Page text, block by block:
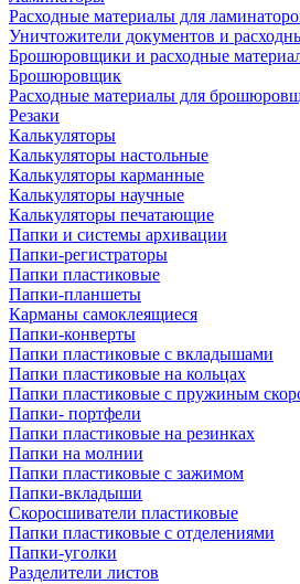
Расходные материалы для
Уничтожители документов и
Брошюровщики и расходные
Брошюровщик
Расходные материалы для
Резаки
Калькуляторы
Калькуляторы настольные
Калькуляторы карманные
Калькуляторы научные
Калькуляторы печатающие
Папки и системы архивации
Папки-регистраторы
Папки пластиковые
Папки-планшеты
Карманы самоклеящиеся
Папки-конверты
Папки пластиковые с вкладышами
Папки пластиковые на кольцах
Папки пластиковые с пружиным
Папки- портфели
Папки пластиковые на резинках
Папки на молнии
Папки пластиковые с зажимом
Папки-вкладыши
Скоросшиватели пластиковые
Папки пластиковые с отделениями
Папки-уголки
Разделители листов